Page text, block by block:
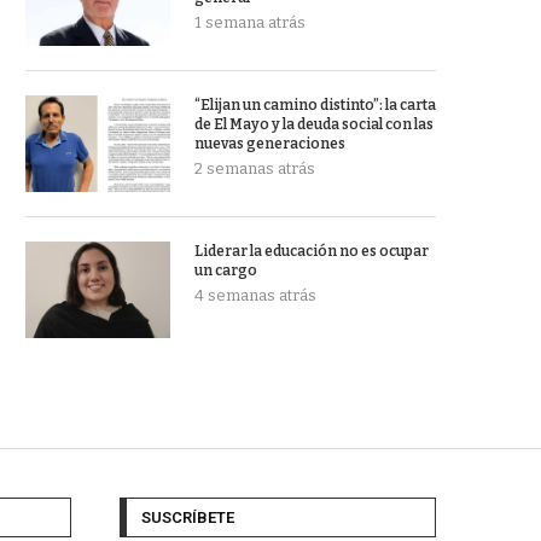
1 semana atrás
“Elijan un camino distinto”: la carta
de El Mayo y la deuda social con las
nuevas generaciones
2 semanas atrás
Liderar la educación no es ocupar
un cargo
4 semanas atrás
SUSCRÍBETE